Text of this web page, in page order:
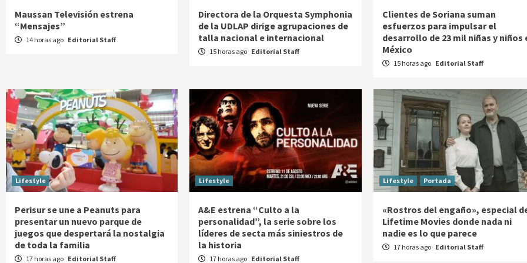
Maussan Televisión estrena
“Mensajes”
14 horas ago Editorial Staff
Directora de la Orquesta Symphonia
de la UDLAP dirige agrupaciones de
talla nacional e internacional
15 horas ago Editorial Staff
Clientes de Soriana suman
esfuerzos para impulsar el
desarrollo de 23 mil niñas y niños
México
15 horas ago Editorial Staff
Lifestyle
Perisur se une a Peanuts para
presentar un nuevo parque de
juegos que despertará la nostalgia
de toda la familia
17 horas ago Editorial Staff
Lifestyle
A&E estrena “Culto a la
personalidad”, la serie sobre los
líderes de secta más siniestros de
la historia
17 horas ago Editorial Staff
Lifestyle Portada
«Rostros del engaño», especial
Lifetime Movies donde nada ni
nadie es lo que parece
17 horas ago Editorial Staff